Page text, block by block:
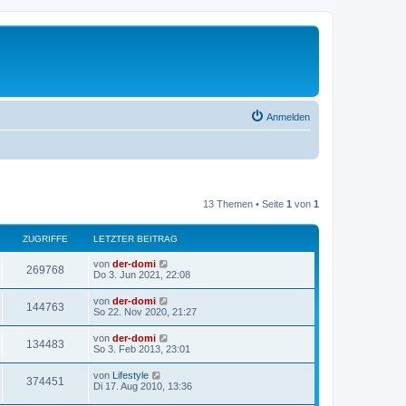
Anmelden
13 Themen • Seite 1 von 1
ZUGRIFFE LETZTER BEITRAG
269768
u
i
L
e
t
e
r
B
e
i
t
r
a
g
von der-domi
Do 3. Jun 2021, 22:08
144763
u
L
e
t
e
r
B
e
von der-domi
So 22. Nov 2020, 21:27
134483
u
L
e
t
e
r
von der-domi
So 3. Feb 2013, 23:01
374451
L
e
von Lifestyle
Di 17. Aug 2010, 13:36